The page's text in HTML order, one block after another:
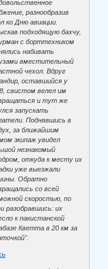
разнообразив
ко Дню авиации.
подходящую бахчу,
с борттехником
набивать
вместительный
чехол. Вдруг
оставшийся у
свистом велел им
и тут же
запускать
Поднявшись в
за ближайшим
экипаж увидел
незнакомый
откуда к месту их
уже выезжали
Обратно
со всей
скоростью, по
разобравшись: их
к пакистанской
Кветта в 20 км за